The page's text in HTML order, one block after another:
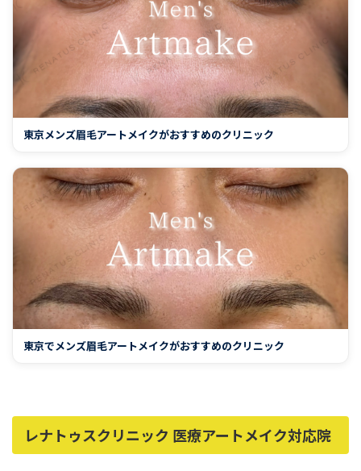
東京メンズ眉毛アートメイクがおすすめのクリニック
東京でメンズ眉毛アートメイクがおすすめのクリニック
レナトゥスクリニック 医療アートメイク対応院